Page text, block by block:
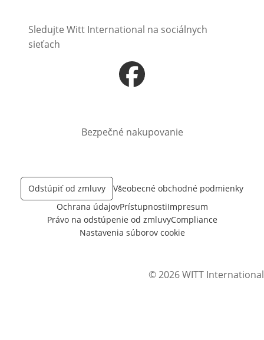
Sledujte Witt International na sociálnych
sieťach
Otvorí sa vnovom okne
Bezpečné nakupovanie
Odstúpiť od zmluvy
Všeobecné obchodné podmienky
Ochrana údajovPrístupnostiImpresum
Právo na odstúpenie od zmluvyCompliance
Nastavenia súborov cookie
© 2026 WITT International